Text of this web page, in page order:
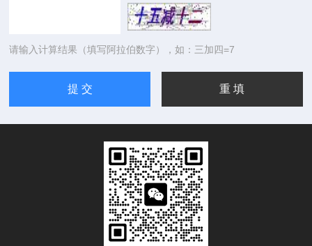
请输入计算结果（填写阿拉伯数字），如：三加四=7